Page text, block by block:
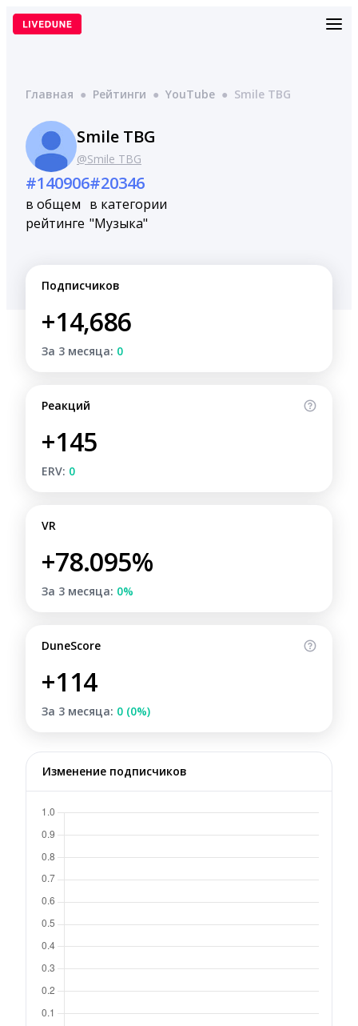
Перейти
Главная ● Рейтинги ● YouTube ● Smile TBG
Smile TBG
@Smile TBG
#140906
в общем
рейтинге
#20346
в категории
"Музыка"
Подписчиков
+14,686
За 3 месяца: 0
Реакций
+145
ERV: 0
VR
+78.095%
За 3 месяца: 0%
DuneScore
+114
За 3 месяца: 0 (0%)
Изменение подписчиков